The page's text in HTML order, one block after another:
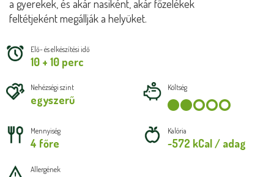
a gyerekek, és akár nasiként, akár főzelékek
feltétjeként megállják a helyüket.
Elő- és elkészítési idő
10 + 10 perc
Nehézségi szint
egyszerű
Költség
Mennyiség
4 főre
Kalória
~572 kCal / adag
Allergének